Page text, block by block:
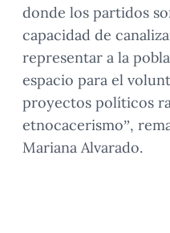
donde los partidos
capacidad de
representar a la
espacio para el
proyectos políticos
etnocacerismo”,
Mariana Alvarado.